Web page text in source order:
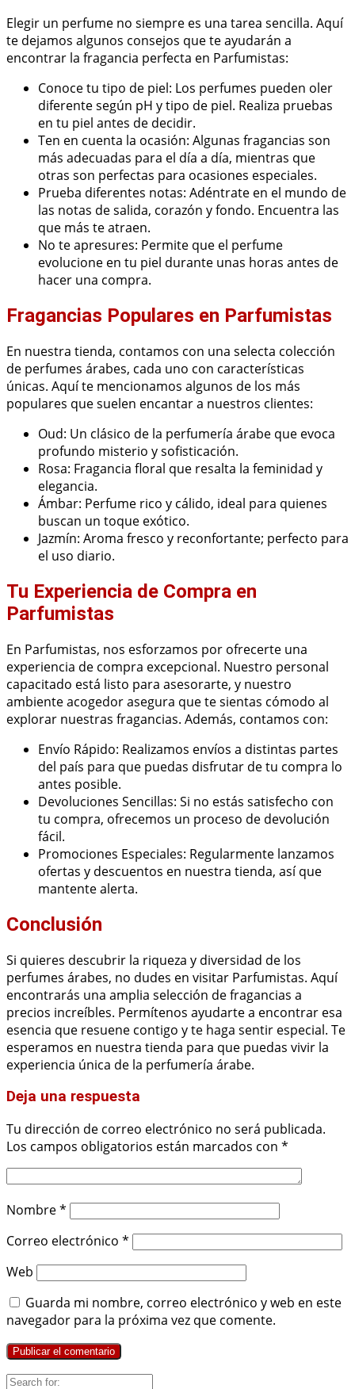
Elegir un perfume no siempre es una tarea sencilla. Aquí
te dejamos algunos consejos que te ayudarán a
encontrar la fragancia perfecta en Parfumistas:
Conoce tu tipo de piel: Los perfumes pueden oler
diferente según pH y tipo de piel. Realiza pruebas
en tu piel antes de decidir.
Ten en cuenta la ocasión: Algunas fragancias son
más adecuadas para el día a día, mientras que
otras son perfectas para ocasiones especiales.
Prueba diferentes notas: Adéntrate en el mundo de
las notas de salida, corazón y fondo. Encuentra las
que más te atraen.
No te apresures: Permite que el perfume
evolucione en tu piel durante unas horas antes de
hacer una compra.
Fragancias Populares en Parfumistas
En nuestra tienda, contamos con una selecta colección
de perfumes árabes, cada uno con características
únicas. Aquí te mencionamos algunos de los más
populares que suelen encantar a nuestros clientes:
Oud: Un clásico de la perfumería árabe que evoca
profundo misterio y sofisticación.
Rosa: Fragancia floral que resalta la feminidad y
elegancia.
Ámbar: Perfume rico y cálido, ideal para quienes
buscan un toque exótico.
Jazmín: Aroma fresco y reconfortante; perfecto para
el uso diario.
Tu Experiencia de Compra en
Parfumistas
En Parfumistas, nos esforzamos por ofrecerte una
experiencia de compra excepcional. Nuestro personal
capacitado está listo para asesorarte, y nuestro
ambiente acogedor asegura que te sientas cómodo al
explorar nuestras fragancias. Además, contamos con:
Envío Rápido: Realizamos envíos a distintas partes
del país para que puedas disfrutar de tu compra lo
antes posible.
Devoluciones Sencillas: Si no estás satisfecho con
tu compra, ofrecemos un proceso de devolución
fácil.
Promociones Especiales: Regularmente lanzamos
ofertas y descuentos en nuestra tienda, así que
mantente alerta.
Conclusión
Si quieres descubrir la riqueza y diversidad de los
perfumes árabes, no dudes en visitar Parfumistas. Aquí
encontrarás una amplia selección de fragancias a
precios increíbles. Permítenos ayudarte a encontrar esa
esencia que resuene contigo y te haga sentir especial. Te
esperamos en nuestra tienda para que puedas vivir la
experiencia única de la perfumería árabe.
Deja una respuesta
Tu dirección de correo electrónico no será publicada.
Los campos obligatorios están marcados con *
Nombre*
Correo electrónico *
Web
Guarda mi nombre, correo electrónico y web en este
navegador para la próxima vez que comente.